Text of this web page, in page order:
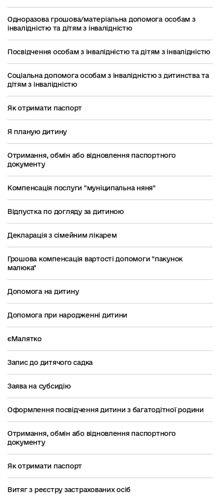
Одноразова грошова/матеріальна допомога особам з
інвалідністю та дітям з інвалідністю
Посвідчення особам з інвалідністю та дітям з інвалідністю
Соціальна допомога особам з інвалідністю з дитинства та
дітям з інвалідністю
Як отримати паспорт
Я планую дитину
Отримання, обмін або відновлення паспортного
документу
Компенсація послуги "муніципальна няня"
Відпустка по догляду за дитиною
Декларація з сімейним лікарем
Грошова компенсація вартості допомоги "пакунок
малюка"
Допомога на дитину
Допомога при народженні дитини
єМалятко
Запис до дитячого садка
Заява на субсидію
Оформлення посвідчення дитини з багатодітної родини
Отримання, обмін або відновлення паспортного
документу
Як отримати паспорт
Витяг з реєстру застрахованих осіб